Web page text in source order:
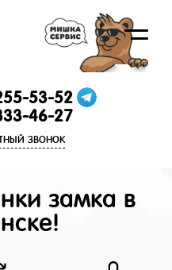
53-52
46-27
ЗВОНОК
замка в